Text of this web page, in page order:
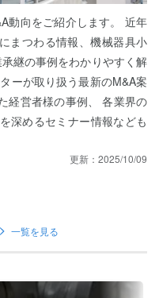
動向をご紹介します。 近年
まつわる情報、機械器具小
継の事例をわかりやすく解
ーが取り扱う最新のM&A案
経営者様の事例、 各業界の
深めるセミナー情報なども
更新： 2025/10/09
一覧を見る